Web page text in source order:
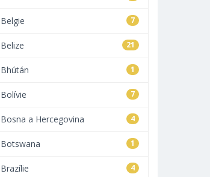
7
Belgie
21
Belize
1
Bhútán
7
Bolívie
4
Bosna a Hercegovina
1
Botswana
4
Brazílie